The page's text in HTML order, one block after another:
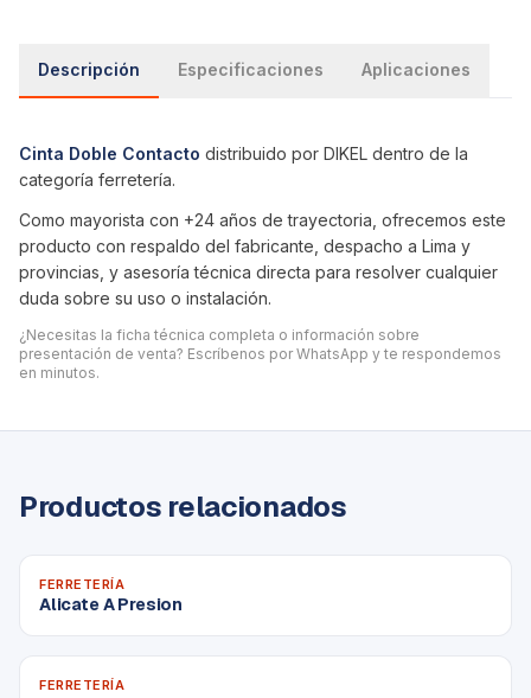
Descripción Especificaciones Aplicaciones
Cinta Doble Contacto distribuido por DIKEL dentro de la
categoría ferretería.
Como mayorista con +24 años de trayectoria, ofrecemos este
producto con respaldo del fabricante, despacho a Lima y
provincias, y asesoría técnica directa para resolver cualquier
duda sobre su uso o instalación.
¿Necesitas la ficha técnica completa o información sobre
presentación de venta? Escríbenos por WhatsApp y te respondemos
en minutos.
Productos relacionados
FERRETERÍA
Alicate A Presion
FERRETERÍA